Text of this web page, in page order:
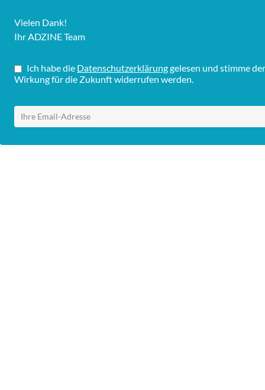
Vielen Dank!
Ihr ADZINE Team
Ich habe die Datenschutzerklärunggelesen und stimme
Wirkung für die Zukunft widerrufen werden.